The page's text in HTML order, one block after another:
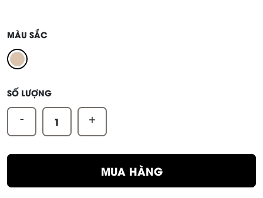
MÀU SẮC
SỐ LƯỢNG
- +
MUA HÀNG